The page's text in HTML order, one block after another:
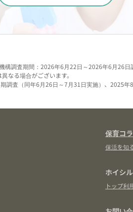
構調査期間：2026年6月22日～2026年6月26日
なる場合がございます。
査（同年6月26日～7月31日実施）、2025
保育コ
保活を知
ホイシ
トップ利